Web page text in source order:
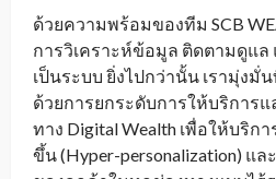
ด้วยความพร้อมของทีม SCB
การวิเคราะห์ข้อมูล ติดตามดูแล
เป็นระบบ ยิ่งไปกว่านั้น เรามุ่งมั่
ด้วยการยกระดับการให้บริการ
ทาง Digital Wealth เพื่อให้บริก
ขึ้น (Hyper-personalization) แ